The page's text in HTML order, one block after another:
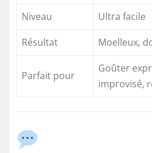
Niveau
Ultra facile
Résultat
Moelleux,
Parfait pour
Goûter
improvisé,